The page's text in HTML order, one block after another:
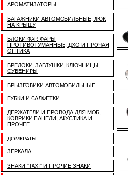
АРОМАТИЗАТОРЫ
БАГАЖНИКИ АВТОМОБИЛЬНЫЕ, ЛЮК
НА КРЫШУ
БЛОКИ ФАР, ФАРЫ
ПРОТИВОТУМАННЫЕ, ДХО И ПРОЧАЯ
ОПТИКА
БРЕЛОКИ, ЗАГЛУШКИ, КЛЮЧНИЦЫ,
СУВЕНИРЫ
БРЫЗГОВИКИ АВТОМОБИЛЬНЫЕ
ГУБКИ И САЛФЕТКИ
ДЕРЖАТЕЛИ И ПРОВОДА ДЛЯ МОБ,
КОВРИКИ ПАНЕЛИ, АКУСТИКА И
ПРОЧЕЕ
ДОМКРАТЫ
ЗЕРКАЛА
ЗНАКИ "TAXI" И ПРОЧИЕ ЗНАКИ